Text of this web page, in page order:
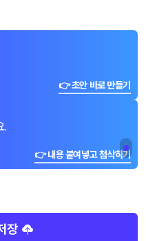
👉 초안 바로 만들기
.
👉 내용 붙여넣고 첨삭하기
장